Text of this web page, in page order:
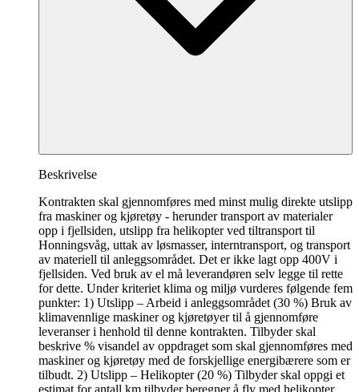
Beskrivelse
Kontrakten skal gjennomføres med minst mulig direkte utslipp
fra maskiner og kjøretøy - herunder transport av materialer
opp i fjellsiden, utslipp fra helikopter ved tiltransport til
Honningsvåg, uttak av løsmasser, interntransport, og transport
av materiell til anleggsområdet. Det er ikke lagt opp 400V i
fjellsiden. Ved bruk av el må leverandøren selv legge til rette
for dette. Under kriteriet klima og miljø vurderes følgende fem
punkter: 1) Utslipp – Arbeid i anleggsområdet (30 %) Bruk av
klimavennlige maskiner og kjøretøyer til å gjennomføre
leveranser i henhold til denne kontrakten. Tilbyder skal
beskrive % visandel av oppdraget som skal gjennomføres med
maskiner og kjøretøy med de forskjellige energibærere som er
tilbudt. 2) Utslipp – Helikopter (20 %) Tilbyder skal oppgi et
estimat for antall km tilbyder beregner å fly med helikopter